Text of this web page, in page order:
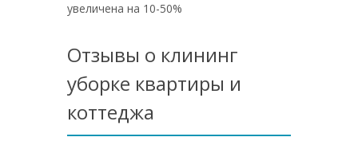
увеличена на 10-50%
Отзывы о клининг
уборке квартиры и
коттеджа